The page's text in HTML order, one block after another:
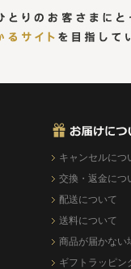
キャンセルにつ
交換・返金につ
配送について
送料について
商品が届かない
ギフトラッピン